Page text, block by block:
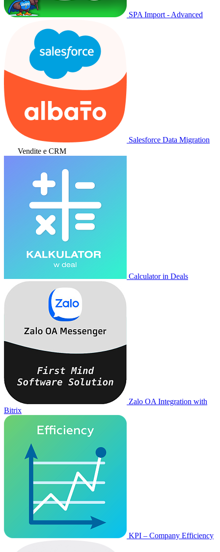
SPA Import - Advanced
Salesforce Data Migration
Vendite e CRM
Calculator in Deals
Zalo OA Integration with
Bitrix
KPI – Company Efficiency